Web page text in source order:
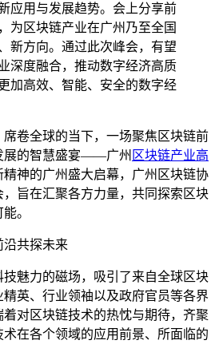
应用与发展趋势。会上分享前
为区块链产业在广州乃至全国
新方向。通过此次峰会，有望
深度融合，推动数字经济高质
加高效、智能、安全的数字经
卷全球的当下，一场聚焦区块链前
展的智慧盛宴——广州 区块链产业高
精神的广州盛大启幕，广州区块链协
旨在汇聚各方力量，共同探索区块
。
沿共探未来
魅力的磁场，吸引了来自全球区块
英、行业领袖以及政府官员等各界
对区块链技术的热忱与期待，齐聚
在各个领域的应用前景、所面临的